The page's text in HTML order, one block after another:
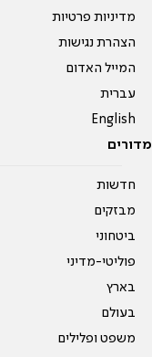
מדיניות פרטיות
הצהרת נגישות
המייל האדום
עברית
English
מדורים
חדשות
מבזקים
ביטחוני
פוליטי-מדיני
בארץ
בעולם
משפט ופלילים